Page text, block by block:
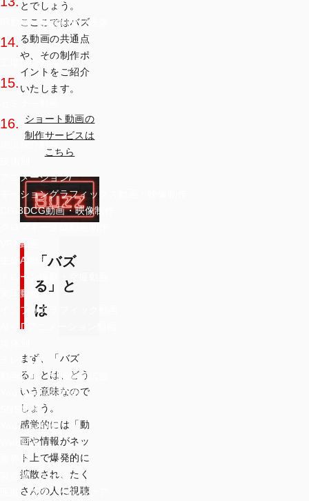
IR動画・投資家向け映像
14.
工場紹介動画
15.
16.
アニメーション/
モーショングラフィックス動画・映像制作
CG/3DCG動画・映像制作
VFX動画
生成AI動画
ドローン撮影・空撮動画
実写動画
インフォグラフィック動画
AI×2Dアニメーション動画
テレビCM
動画広告・SNS動画広告
YouTube広告動画
SNS動画
YouTube動画
Web動画
業界別
製造業・メーカー
医療・製薬・ヘルスケア
とでしょう。
こここではバズ
る動画の共通点
や、その制作ポ
イントをご紹介
いたします。
ショート動画の
制作サービスは
こちら
「バズ
る」と
は
まず、「バズ
る」とは、どう
いう意味なので
しょう。
感覚的には「動
画や情報がネッ
ト上で爆発的に
拡散され、たく
さんの人に視聴